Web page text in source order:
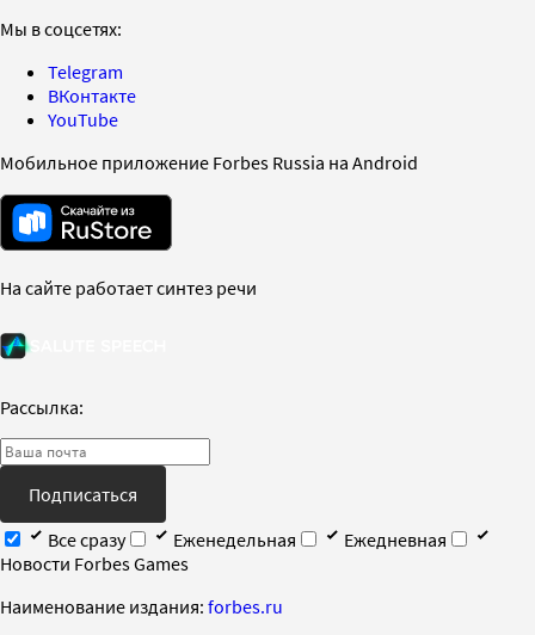
Мы в соцсетях:
Telegram
ВКонтакте
YouTube
Мобильное приложение Forbes Russia на Android
На сайте работает синтез речи
Рассылка:
Подписаться
Все сразу
Еженедельная
Ежедневная
Новости Forbes Games
Наименование издания: forbes.ru